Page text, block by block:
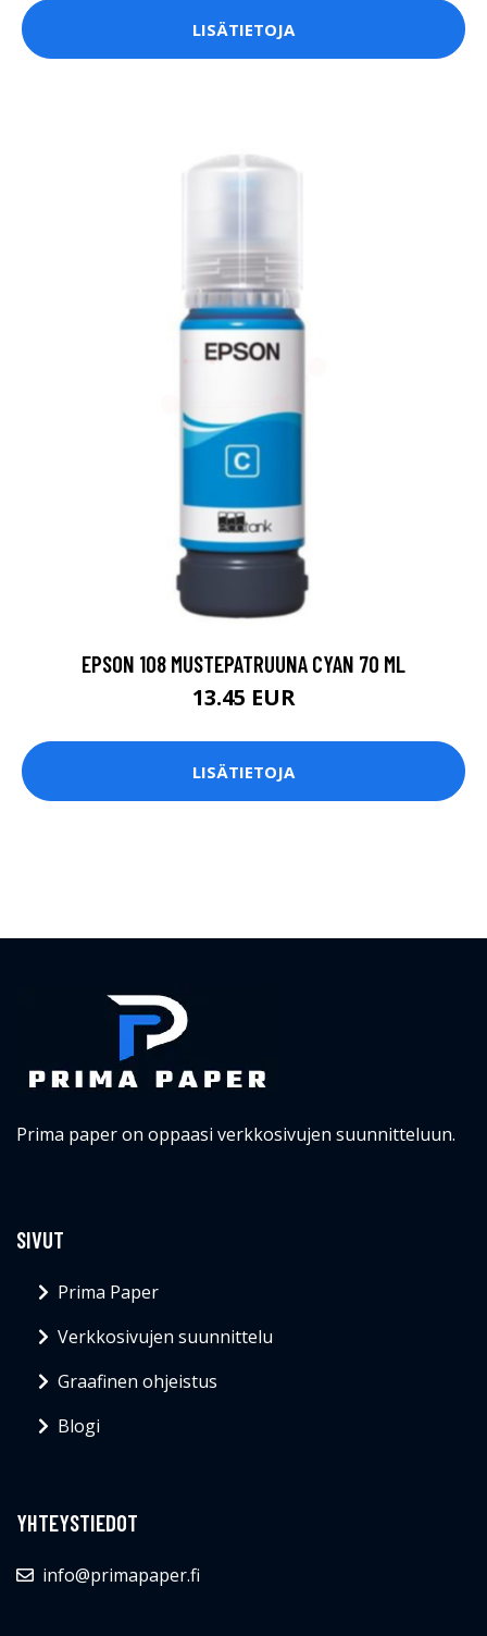
LISÄTIETOJA
EPSON 108 MUSTEPATRUUNA CYAN 70 ML
13.45 EUR
LISÄTIETOJA
Prima paper on oppaasi verkkosivujen suunnitteluun.
SIVUT
Prima Paper
Verkkosivujen suunnittelu
Graafinen ohjeistus
Blogi
YHTEYSTIEDOT
info@primapaper.fi